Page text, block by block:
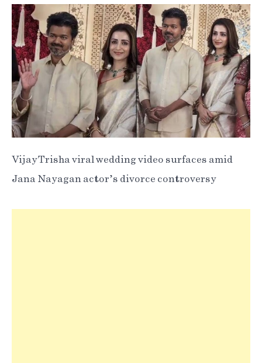
Vijay-Trisha viral wedding video surfaces amid
Jana Nayagan actor’s divorce controversy